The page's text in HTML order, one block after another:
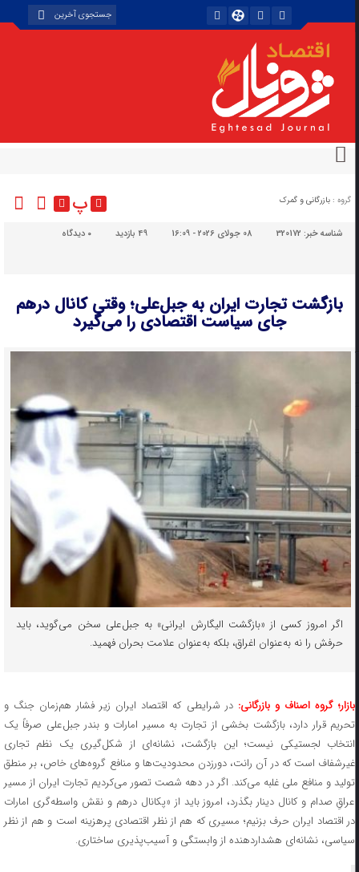
گروه : بازرگانی و گمرک پ
شناسه خبر:320172 08 جولای 2026 - 16:09 49 بازدید دیدگاه
بازگشت تجارت ایران به جبل‌علی؛ وقتی کانال درهم
جای سیاست اقتصادی را می‌گیرد
اگر امروز کسی از «بازگشت الیگارش ایرانی» به جبل‌علی سخن می‌گوید، باید
حرفش را نه به‌عنوان اغراق، بلکه به‌عنوان علامت بحران فهمید.
بازار؛ گروه اصناف و بازرگانی: در شرایطی که اقتصاد ایران زیر فشار هم‌زمان جنگ و
تحریم قرار دارد، بازگشت بخشی از تجارت به مسیر امارات و بندر جبل‌علی صرفاً یک
انتخاب لجستیکی نیست؛ این بازگشت، نشانه‌ای از شکل‌گیری یک نظم تجاری
غیرشفاف است که در آن رانت، دورزدن محدودیت‌ها و منافع گروه‌های خاص، بر منطق
تولید و منافع ملی غلبه می‌کند. اگر در دهه شصت تصور می‌کردیم تجارت ایران از مسیر
عراقِ صدام و کانال دینار بگذرد، امروز باید از «پکانال درهم و نقش واسطه‌گری امارات
در اقتصاد ایران حرف بزنیم؛ مسیری که هم از نظر اقتصادی پرهزینه است و هم از نظر
سیاسی، نشانه‌ای هشداردهنده از وابستگی و آسیب‌پذیری ساختاری.